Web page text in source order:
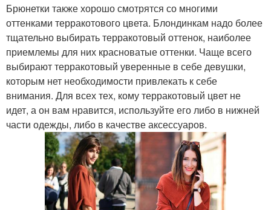
Брюнетки также хорошо смотрятся со многими
оттенками терракотового цвета. Блондинкам надо более
тщательно выбирать терракотовый оттенок, наиболее
приемлемы для них красноватые оттенки. Чаще всего
выбирают терракотовый уверенные в себе девушки,
которым нет необходимости привлекать к себе
внимания. Для всех тех, кому терракотовый цвет не
идет, а он вам нравится, используйте его либо в нижней
части одежды, либо в качестве аксессуаров.